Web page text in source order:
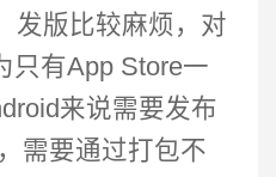
发版比较麻烦，对
只有App Store一
来说需要发布
需要通过打包不